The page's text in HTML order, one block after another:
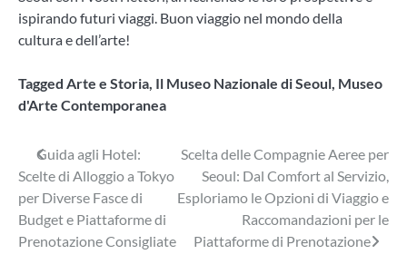
ispirando futuri viaggi. Buon viaggio nel mondo della
cultura e dell’arte!
Tagged Arte e Storia, Il Museo Nazionale di Seoul, Museo
d'Arte Contemporanea
Navigazione
articoli
Guida agli Hotel:
Scelte di Alloggio a Tokyo
per Diverse Fasce di
Budget e Piattaforme di
Prenotazione Consigliate
Scelta delle Compagnie Aeree per
Seoul: Dal Comfort al Servizio,
Esploriamo le Opzioni di Viaggio e
Raccomandazioni per le
Piattaforme di Prenotazione